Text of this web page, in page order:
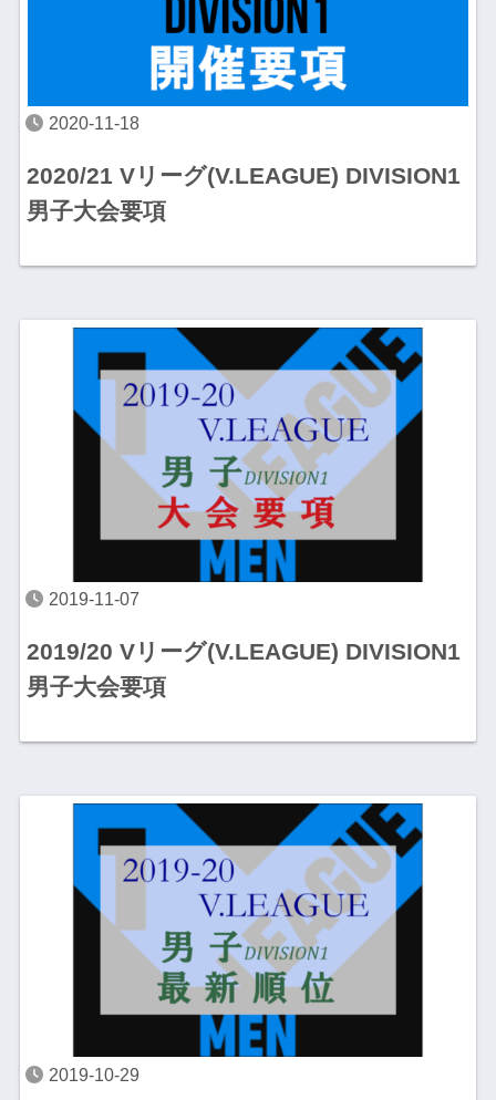
2020-11-18
2020/21 Vリーグ(V.LEAGUE) DIVISION1
男子大会要項
2019-11-07
2019/20 Vリーグ(V.LEAGUE) DIVISION1
男子大会要項
2019-10-29